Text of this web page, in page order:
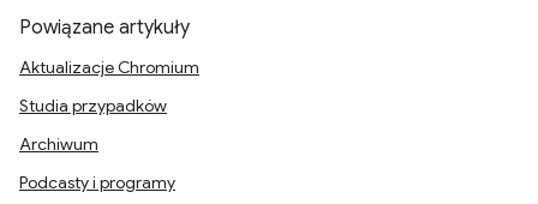
Powiązane artykuły
Aktualizacje Chromium
Studia przypadków
Archiwum
Podcasty i programy